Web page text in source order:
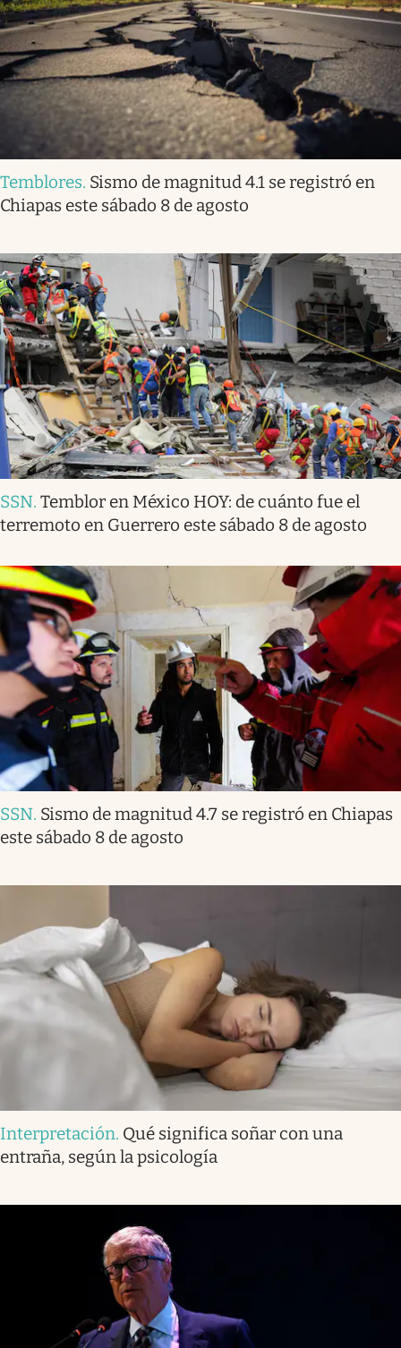
Temblores. Sismo de magnitud 4.1 se registró en
Chiapas este sábado 8 de agosto
SSN. Temblor en México HOY: de cuánto fue el
terremoto en Guerrero este sábado 8 de agosto
SSN. Sismo de magnitud 4.7 se registró en Chiapas
este sábado 8 de agosto
Interpretación. Qué significa soñar con una
entraña, según la psicología